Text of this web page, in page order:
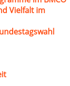
Vielfalt im